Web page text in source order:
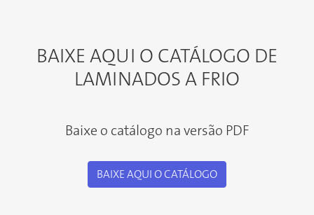
BAIXE AQUI O CATÁLOGO DE
LAMINADOS A FRIO
Baixe o catálogo na versão PDF
BAIXE AQUI O CATÁLOGO